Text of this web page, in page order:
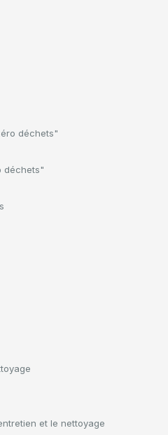
déchets"
déchets"
et le nettoyage